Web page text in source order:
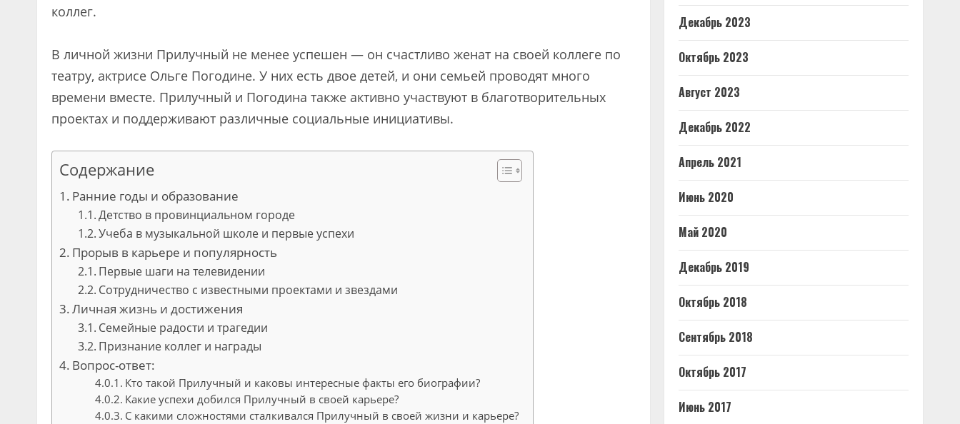
коллег.
В личной жизни Прилучный не менее успешен — он счастливо женат на своей коллеге по
театру, актрисе Ольге Погодине. У них есть двое детей, и они семьей проводят много
времени вместе. Прилучный и Погодина также активно участвуют в благотворительных
проектах и поддерживают различные социальные инициативы.
Содержание
Ранние годы и образование
Детство в провинциальном городе
Учеба в музыкальной школе и первые успехи
Прорыв в карьере и популярность
Первые шаги на телевидении
Сотрудничество с известными проектами и звездами
Личная жизнь и достижения
Семейные радости и трагедии
Признание коллег и награды
Вопрос-ответ:
Кто такой Прилучный и каковы интересные факты его биографии?
Какие успехи добился Прилучный в своей карьере?
С какими сложностями сталкивался Прилучный в своей жизни и карьере?
Декабрь 2023
Октябрь 2023
Август 2023
Декабрь 2022
Апрель 2021
Июнь 2020
Май 2020
Декабрь 2019
Октябрь 2018
Сентябрь 2018
Октябрь 2017
Июнь 2017